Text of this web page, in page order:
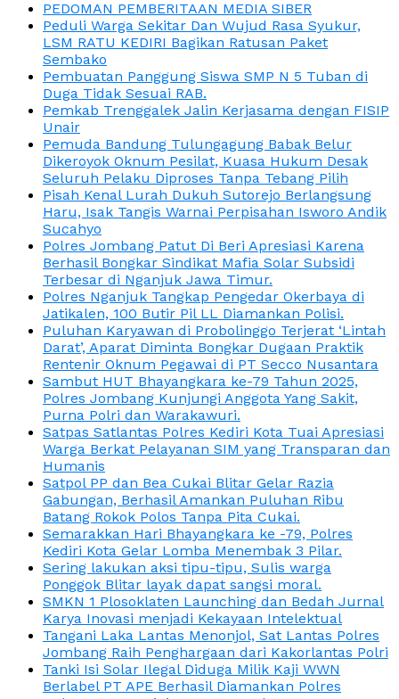
PEDOMAN PEMBERITAAN MEDIA SIBER
Peduli Warga Sekitar Dan Wujud Rasa Syukur,
LSM RATU KEDIRI Bagikan Ratusan Paket
Sembako
Pembuatan Panggung Siswa SMP N 5 Tuban di
Duga Tidak Sesuai RAB.
Pemkab Trenggalek Jalin Kerjasama dengan FISIP
Unair
Pemuda Bandung Tulungagung Babak Belur
Dikeroyok Oknum Pesilat, Kuasa Hukum Desak
Seluruh Pelaku Diproses Tanpa Tebang Pilih
Pisah Kenal Lurah Dukuh Sutorejo Berlangsung
Haru, Isak Tangis Warnai Perpisahan Isworo Andik
Sucahyo
Polres Jombang Patut Di Beri Apresiasi Karena
Berhasil Bongkar Sindikat Mafia Solar Subsidi
Terbesar di Nganjuk Jawa Timur.
Polres Nganjuk Tangkap Pengedar Okerbaya di
Jatikalen, 100 Butir Pil LL Diamankan Polisi.
Puluhan Karyawan di Probolinggo Terjerat ‘Lintah
Darat’, Aparat Diminta Bongkar Dugaan Praktik
Rentenir Oknum Pegawai di PT Secco Nusantara
Sambut HUT Bhayangkara ke-79 Tahun 2025,
Polres Jombang Kunjungi Anggota Yang Sakit,
Purna Polri dan Warakawuri.
Satpas Satlantas Polres Kediri Kota Tuai Apresiasi
Warga Berkat Pelayanan SIM yang Transparan dan
Humanis
Satpol PP dan Bea Cukai Blitar Gelar Razia
Gabungan, Berhasil Amankan Puluhan Ribu
Batang Rokok Polos Tanpa Pita Cukai.
Semarakkan Hari Bhayangkara ke -79, Polres
Kediri Kota Gelar Lomba Menembak 3 Pilar.
Sering lakukan aksi tipu-tipu, Sulis warga
Ponggok Blitar layak dapat sangsi moral.
SMKN 1 Plosoklaten Launching dan Bedah Jurnal
Karya Inovasi menjadi Kekayaan Intelektual
Tangani Laka Lantas Menonjol, Sat Lantas Polres
Jombang Raih Penghargaan dari Kakorlantas Polri
Tanki Isi Solar Ilegal Diduga Milik Kaji WWN
Berlabel PT APE Berhasil Diamankan Polres